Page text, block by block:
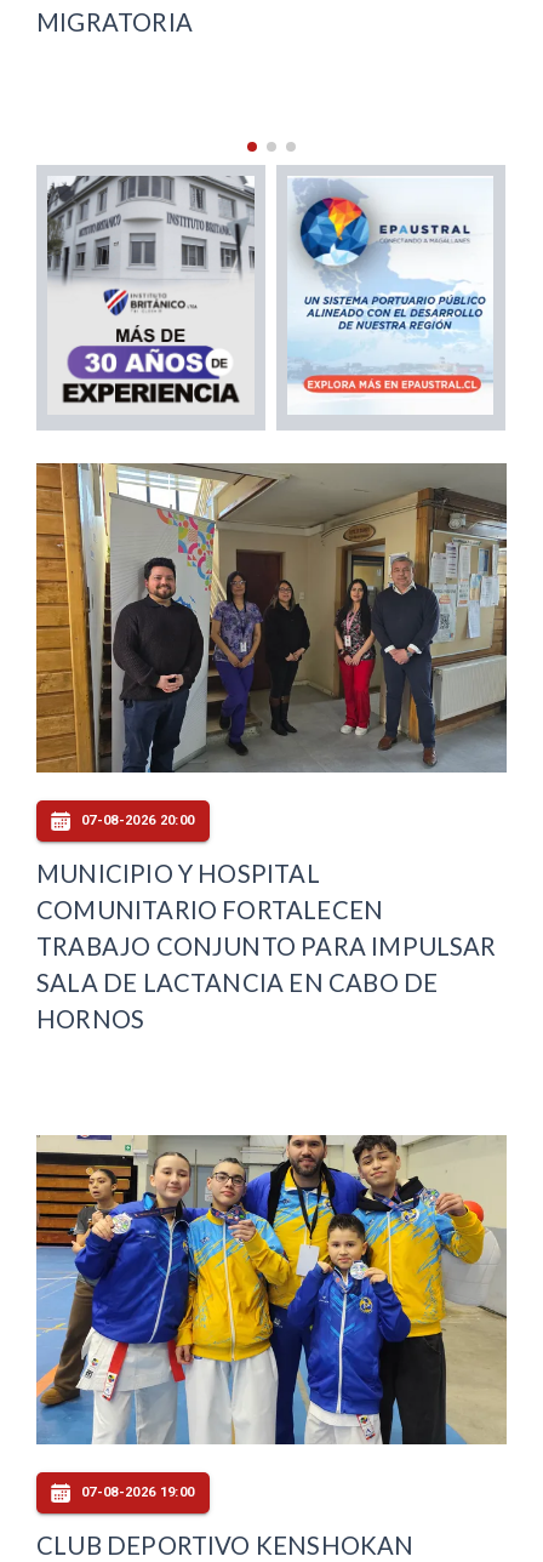
07-08-2026 20:00
MUNICIPIO Y HOSPITAL
COMUNITARIO FORTALECEN
TRABAJO CONJUNTO PARA IMPULSAR
SALA DE LACTANCIA EN CABO DE
HORNOS
07-08-2026 19:00
CLUB DEPORTIVO KENSHOKAN